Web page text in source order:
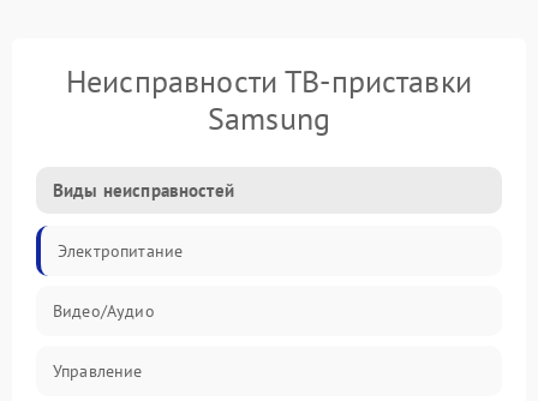
Неисправности ТВ-приставки
Samsung
Виды неисправностей
Электропитание
Видео/Аудио
Управление